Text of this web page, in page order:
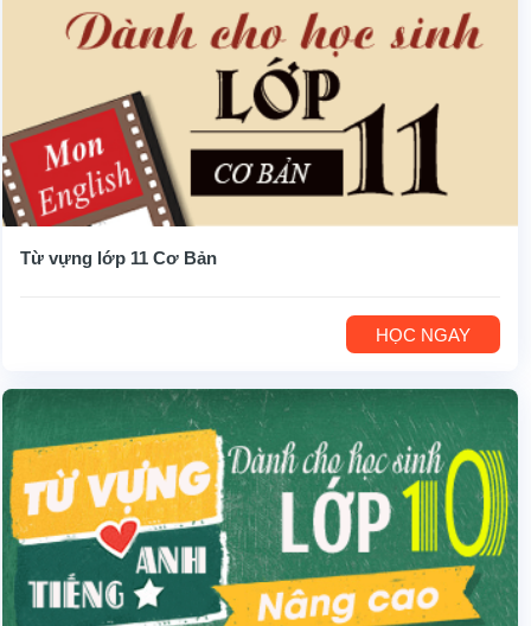
Từ vựng lớp 11 Cơ Bản
HỌC NGAY